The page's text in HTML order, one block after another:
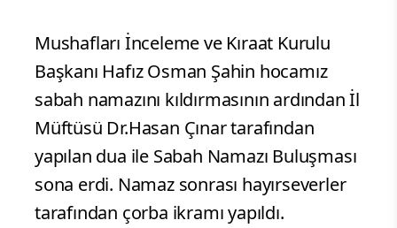
Mushafları İnceleme ve Kıraat Kurulu
Başkanı Hafız Osman Şahin hocamız
sabah namazını kıldırmasının ardından İl
Müftüsü Dr.Hasan Çınar tarafından
yapılan dua ile Sabah Namazı Buluşması
sona erdi. Namaz sonrası hayırseverler
tarafından çorba ikramı yapıldı.